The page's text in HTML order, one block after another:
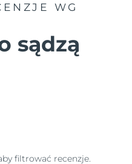
WG
sądzą